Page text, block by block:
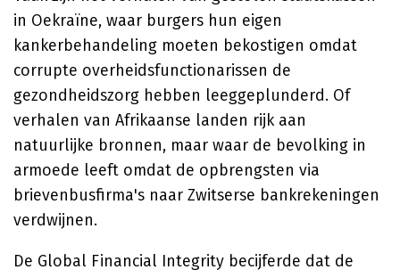
in Oekraïne, waar burgers hun eigen
kankerbehandeling moeten bekostigen omdat
corrupte overheidsfunctionarissen de
gezondheidszorg hebben leeggeplunderd. Of
verhalen van Afrikaanse landen rijk aan
natuurlijke bronnen, maar waar de bevolking in
armoede leeft omdat de opbrengsten via
brievenbusfirma's naar Zwitserse bankrekeningen
verdwijnen.
De Global Financial Integrity becijferde dat de